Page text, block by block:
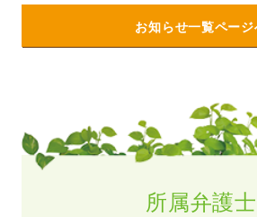
お知らせ一覧ページ
所属弁護士